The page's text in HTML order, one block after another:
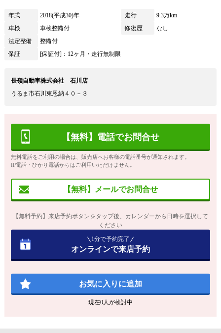
年式 2018(平成30)年 走行
9.3万km
車検
車検整備付 修復歴
なし
法定整備
整備付
保証
[保証付]：12ヶ月・走行無制限
長嶺自動車株式会社 石川店
うるま市石川東恩納４０－３
【無料】電話でお問合せ
無料電話をご利用の場合は、販売店へお客様の電話番号が通知されます。
IP電話・ひかり電話からはご利用いただけません。
【無料】メールでお問合せ
【無料予約】来店予約ボタンをタップ後、カレンダーから日時を選択して
ください
1分で予約完了
オンラインで来店予約
お気に入りに追加
現在0人が検討中